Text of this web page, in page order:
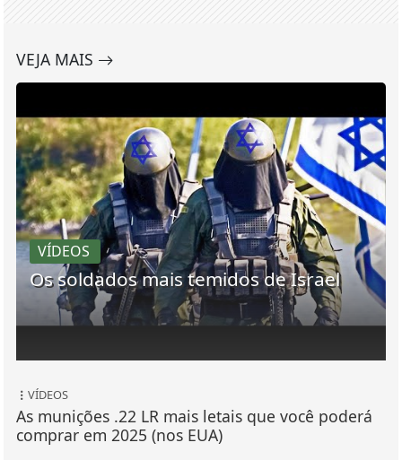
VEJA MAIS
VÍDEOS
Os soldados mais temidos de Israel
VÍDEOS
As munições .22 LR mais letais que você poderá
comprar em 2025 (nos EUA)